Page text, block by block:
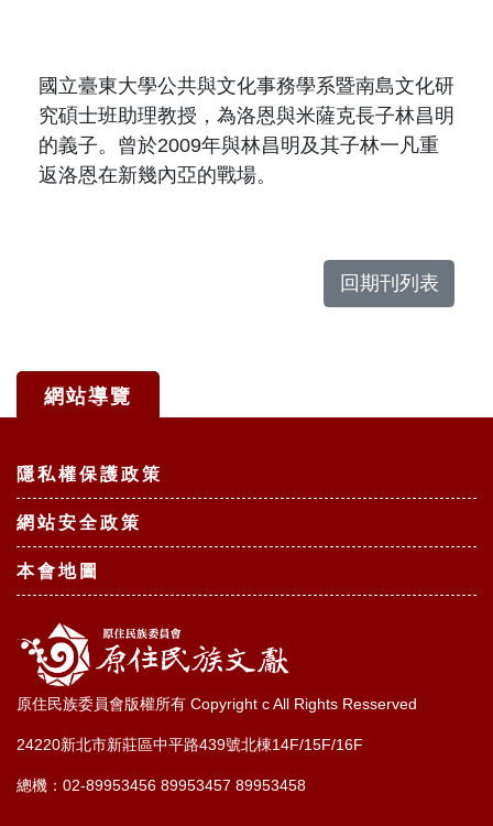
國立臺東大學公共與文化事務學系暨南島文化研
究碩士班助理教授，為洛恩與米薩克長子林昌明
的義子。曾於2009年與林昌明及其子林一凡重
返洛恩在新幾內亞的戰場。
回期刊列表
網站導覽
隱私權保護政策
網站安全政策
本會地圖
原住民族委員會版權所有 Copyright c All Rights Resserved
24220新北市新莊區中平路439號北棟14F/15F/16F
總機：02-89953456 89953457 89953458